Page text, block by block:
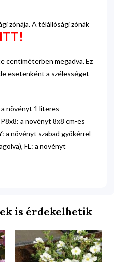
zónája. A télállósági zónák
ITT!
centiméterben megadva. Ez
esetenként a szélességet
növényt 1 literes
a növényt 8x8 cm-es
a növényt szabad gyökérrel
FL: a növényt
is érdekelhetik